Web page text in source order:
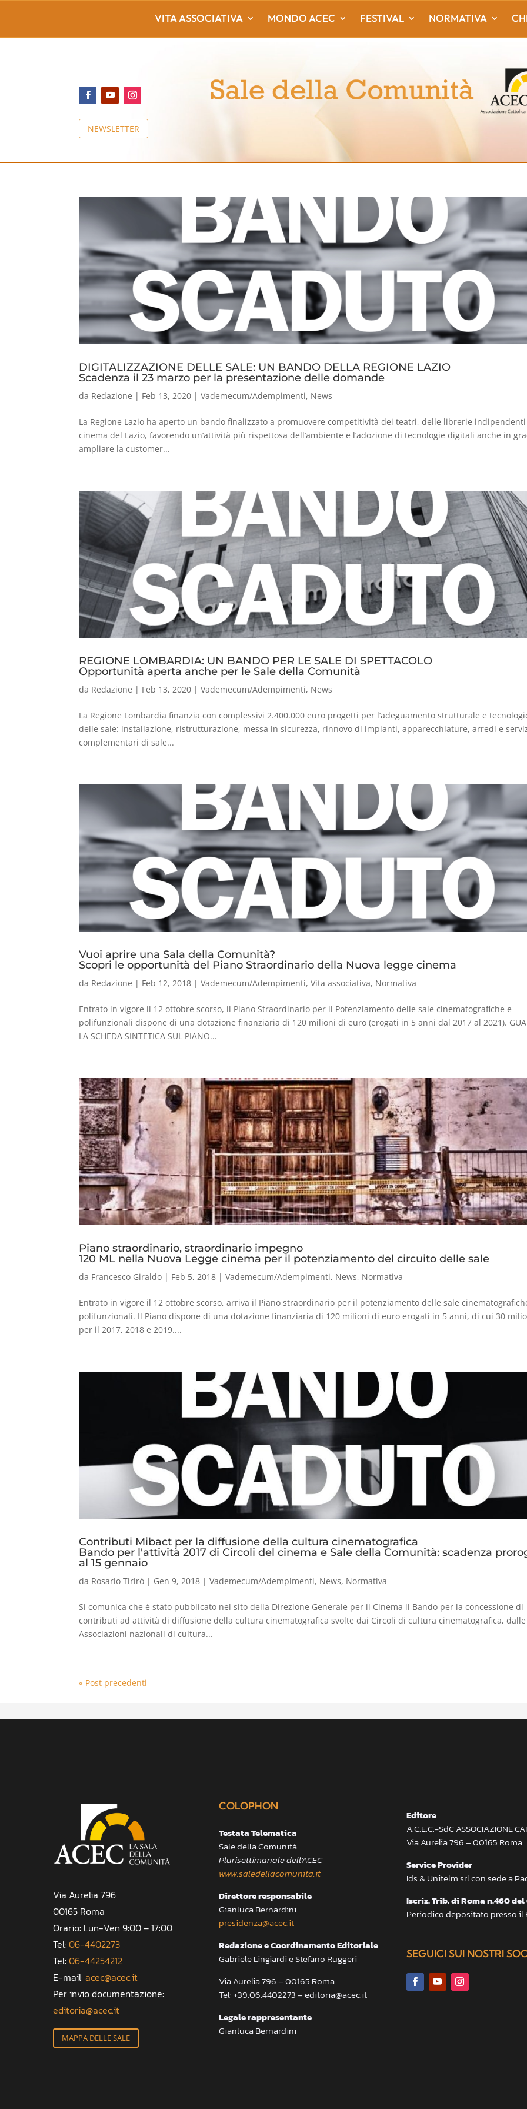
NEWSLETTER
VITA ASSOCIATIVA MONDO ACEC FESTIVAL NORMATIVA
DIGITALIZZAZIONE DELLE SALE: UN BANDO DELLA REGIONE LAZIO
Scadenza il 23 marzo per la presentazione delle domande
da Redazione | Feb 13, 2020 |Vademecum/Adempimenti, News
La Regione Lazio ha aperto un bando finalizzato a promuovere competitività dei teatri, delle librerie
cinema del Lazio, favorendo un’attività più rispettosa dell’ambiente e l’adozione di tecnologie digitali anche in
ampliare la customer...
REGIONE LOMBARDIA: UN BANDO PER LE SALE DI SPETTACOLO
Opportunità aperta anche per le Sale della Comunità
da Redazione | Feb 13, 2020 |Vademecum/Adempimenti, News
La Regione Lombardia finanzia con complessivi 2.400.000 euro progetti per l’adeguamento strutturale e
delle sale: installazione, ristrutturazione, messa in sicurezza, rinnovo di impianti, apparecchiature, arredi e
complementari di sale...
Vuoi aprire una Sala della Comunità?
Scopri le opportunità del Piano Straordinario della Nuova legge cinema
da Redazione | Feb 12, 2018 |Vademecum/Adempimenti,Vita associativa, Normativa
Entrato in vigore il 12 ottobre scorso, il Piano Straordinario per il Potenziamento delle sale cinematografiche e
polifunzionali dispone di una dotazione finanziaria di 120 milioni di euro (erogati in 5 anni dal 2017 al 2021).
LA SCHEDA SINTETICA SUL PIANO...
Piano straordinario, straordinario impegno
120 ML nella Nuova Legge cinema per il potenziamento del circuito delle sale
da Francesco Giraldo | Feb 5, 2018 |Vademecum/Adempimenti, News, Normativa
Entrato in vigore il 12 ottobre scorso, arriva il Piano straordinario per il potenziamento delle sale
polifunzionali. Il Piano dispone di una dotazione finanziaria di 120 milioni di euro erogati in 5 anni, di cui 30
per il 2017, 2018 e 2019....
Contributi Mibact per la diffusione della cultura cinematografica
Bando per l'attività 2017 di Circoli del cinema e Sale della Comunità: scadenza
al 15 gennaio
da Rosario Tirirò | Gen 9, 2018 |Vademecum/Adempimenti, News, Normativa
Si comunica che è stato pubblicato nel sito della Direzione Generale per il Cinema il Bando per la concessione di
contributi ad attività di diffusione della cultura cinematografica svolte dai Circoli di cultura cinematografica, dalle
Associazioni nazionali di cultura...
« Post precedenti
Via Aurelia 796
00165 Roma
Orario: Lun-Ven 9:00 – 17:00
Tel: 06-4402273
Tel: 06-44254212
E-mail: acec@acec.it
Per invio documentazione:
editoria@acec.it
MAPPA DELLE SALE
COLOPHON
Testata Telematica
Sale della Comunità
Plurisettimanale dell’ACEC
www.saledellacomunita.it
Direttore responsabile
Gianluca Bernardini
presidenza@acec.it
Redazione e Coordinamento Editoriale
Gabriele Lingiardi e Stefano Ruggeri
Via Aurelia 796 – 00165 Roma
Tel: +39.06.4402273 – editoria@acec.it
Legale rappresentante
Gianluca Bernardini
Editore
A.C.E.C.-SdC ASSOCIAZIONE
Via Aurelia 796 – 00165 Roma
Service Provider
Ids & Unitelm srl con sede a
Iscriz. Trib. di Roma n.460
Periodico depositato presso il
SEGUICI SUI NOSTRI